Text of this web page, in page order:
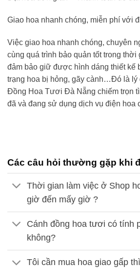
Giao hoa nhanh chóng, miễn phí với
Việc giao hoa nhanh chóng, chuyên
cùng quá trình bảo quản tốt trong thời
đảm bảo giữ được hình dáng thiết kế
trạng hoa bị hỏng, gãy cành…Đó là lý
Đồng Hoa Tươi Đà Nẵng chiếm trọn
đã và đang sử dụng dịch vụ điện hoa
Các câu hỏi thường gặp khi
Thời gian làm việc ở Shop
giờ đến mấy giờ ?
Cánh đồng hoa tươi có tính
không?
Tôi cần mua hoa giao gấp